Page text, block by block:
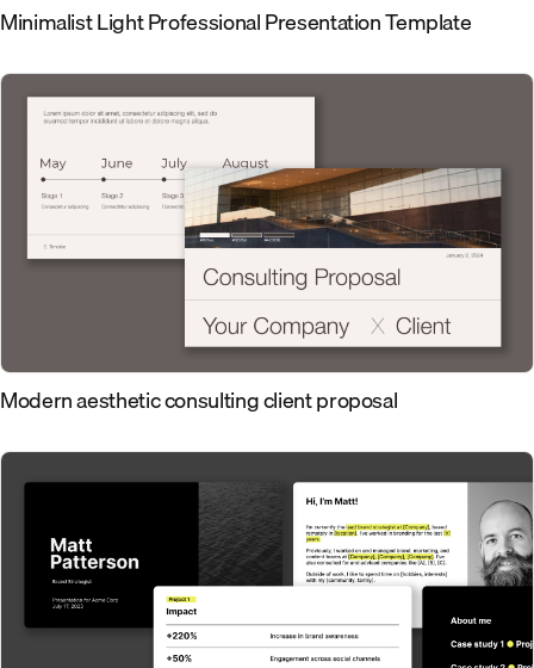
Minimalist Light Professional Presentation Template
Modern aesthetic consulting client proposal